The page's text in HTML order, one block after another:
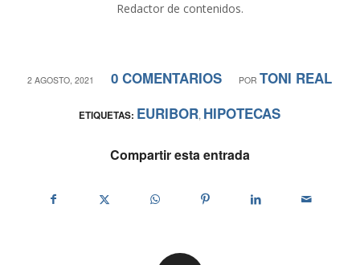
Redactor de contenidos.
2 AGOSTO, 2021
/ 0 COMENTARIOS
/ POR TONI REAL
ETIQUETAS: EURIBOR, HIPOTECAS
Compartir esta entrada